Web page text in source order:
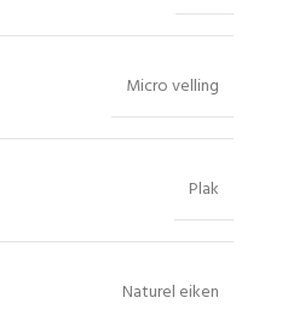
Micro velling
Plak
Naturel eiken